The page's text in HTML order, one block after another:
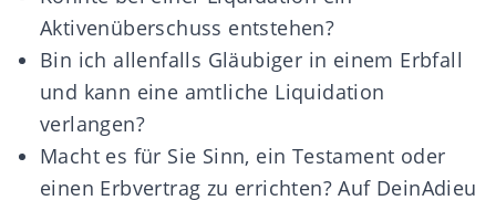
Aktivenüberschuss entstehen?
Bin ich allenfalls Gläubiger in einem Erbfall
und kann eine amtliche Liquidation
verlangen?
Macht es für Sie Sinn, ein Testament oder
einen Erbvertrag zu errichten? Auf DeinAdieu